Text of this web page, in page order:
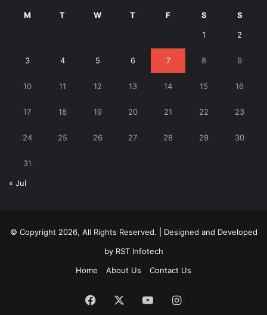
M T W T F S S
1 2
3 4 5 6 7 8 9
10 11 12 13 14 15 16
17 18 19 20 21 22 23
24 25 26 27 28 29 30
31
« Jul
© Copyright 2026, All Rights Reserved. | Designed and Developed
byRST Infotech
Home
About Us Contact Us
Facebook YouTubeInstagram